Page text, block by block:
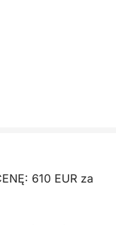
610 EUR za